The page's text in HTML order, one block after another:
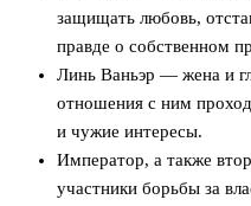
защищать любовь,
правде о собственном
Линь Ваньэр — жена и
отношения с ним
и чужие интересы.
Император, а также
участники борьбы за